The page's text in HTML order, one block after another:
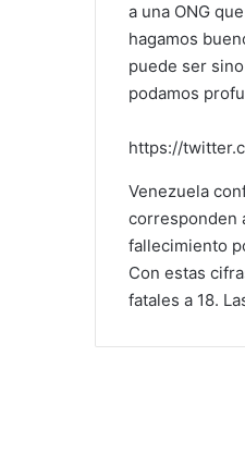
a una ONG
hagamos
puede ser
podamos
https://
Venezuela
corresponden
fallecimiento
Con estas
fatales a 18.